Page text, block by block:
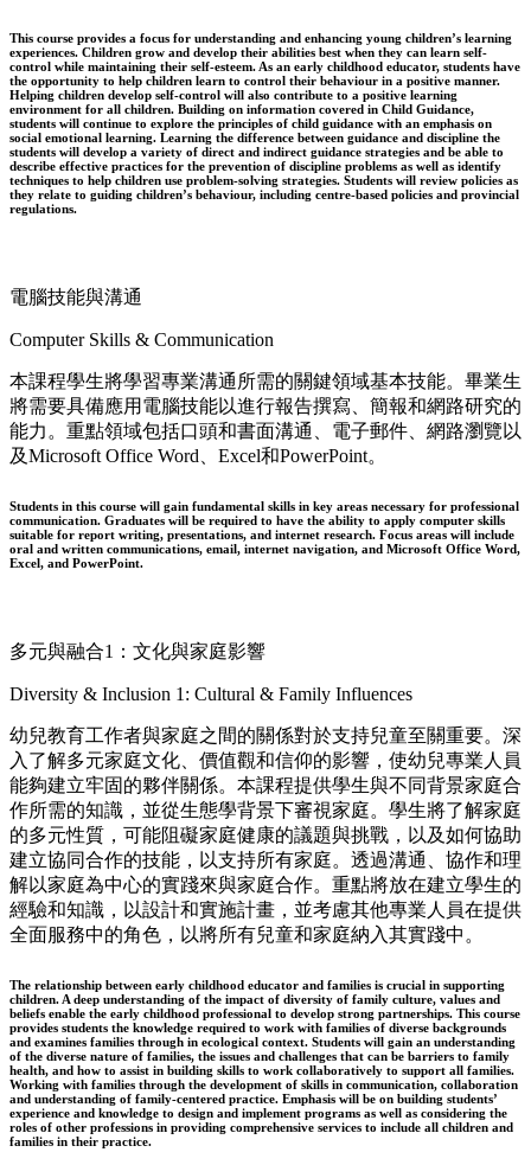
This course provides a focus for understanding and enhancing young children’s learning
experiences. Children grow and develop their abilities best when they can learn self-
control while maintaining their self-esteem. As an early childhood educator, students have
the opportunity to help children learn to control their behaviour in a positive manner.
Helping children develop self-control will also contribute to a positive learning
environment for all children. Building on information covered in Child Guidance,
students will continue to explore the principles of child guidance with an emphasis on
social emotional learning. Learning the difference between guidance and discipline the
students will develop a variety of direct and indirect guidance strategies and be able to
describe effective practices for the prevention of discipline problems as well as identify
techniques to help children use problem-solving strategies. Students will review policies as
they relate to guiding children’s behaviour, including centre-based policies and provincial
regulations.
電腦技能與溝通
Computer Skills & Communication
本課程學生將學習專業溝通所需的關鍵領域基本技能。畢業生
將需要具備應用電腦技能以進行報告撰寫、簡報和網路研究的
能力。重點領域包括口頭和書面溝通、電子郵件、網路瀏覽以
及Microsoft Office Word、Excel和PowerPoint。
Students in this course will gain fundamental skills in key areas necessary for professional
communication. Graduates will be required to have the ability to apply computer skills
suitable for report writing, presentations, and internet research. Focus areas will include
oral and written communications, email, internet navigation, and Microsoft Office Word,
Excel, and PowerPoint.
多元與融合1：文化與家庭影響
Diversity & Inclusion 1: Cultural & Family Influences
幼兒教育工作者與家庭之間的關係對於支持兒童至關重要。深
入了解多元家庭文化、價值觀和信仰的影響，使幼兒專業人員
能夠建立牢固的夥伴關係。本課程提供學生與不同背景家庭合
作所需的知識，並從生態學背景下審視家庭。學生將了解家庭
的多元性質，可能阻礙家庭健康的議題與挑戰，以及如何協助
建立協同合作的技能，以支持所有家庭。透過溝通、協作和理
解以家庭為中心的實踐來與家庭合作。重點將放在建立學生的
經驗和知識，以設計和實施計畫，並考慮其他專業人員在提供
全面服務中的角色，以將所有兒童和家庭納入其實踐中。
The relationship between early childhood educator and families is crucial in supporting
children. A deep understanding of the impact of diversity of family culture, values and
beliefs enable the early childhood professional to develop strong partnerships. This course
provides students the knowledge required to work with families of diverse backgrounds
and examines families through in ecological context. Students will gain an understanding
of the diverse nature of families, the issues and challenges that can be barriers to family
health, and how to assist in building skills to work collaboratively to support all families.
Working with families through the development of skills in communication, collaboration
and understanding of family-centered practice. Emphasis will be on building students’
experience and knowledge to design and implement programs as well as considering the
roles of other professions in providing comprehensive services to include all children and
families in their practice.